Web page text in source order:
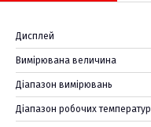
Дисплей
Вимірювана величина
Діапазон вимірювань
Діапазон робочих температур